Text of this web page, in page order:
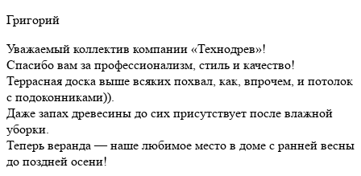
Григорий
Уважаемый коллектив компании «Технодрев»!
Спасибо вам за профессионализм, стиль и качество!
Террасная доска выше всяких похвал, как, впрочем, и потолок
с подоконниками)).
Даже запах древесины до сих присутствует после влажной
уборки.
Теперь веранда — наше любимое место в доме с ранней весны
до поздней осени!